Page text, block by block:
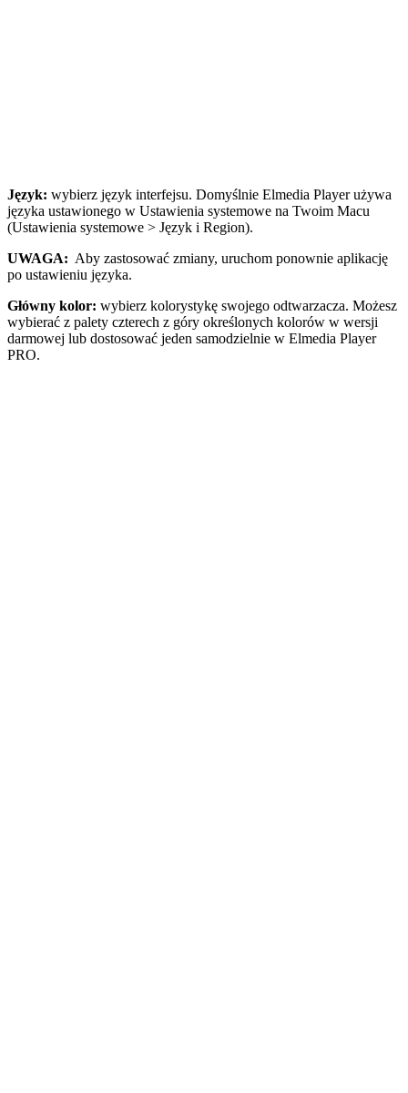
Język: wybierz język interfejsu. Domyślnie Elmedia Player używa
języka ustawionego w Ustawienia systemowe na Twoim Macu
(Ustawienia systemowe > Język i Region).
UWAGA: Aby zastosować zmiany, uruchom ponownie aplikację
po ustawieniu języka.
Główny kolor: wybierz kolorystykę swojego odtwarzacza. Możesz
wybierać z palety czterech z góry określonych kolorów w wersji
darmowej lub dostosować jeden samodzielnie w Elmedia Player
PRO.